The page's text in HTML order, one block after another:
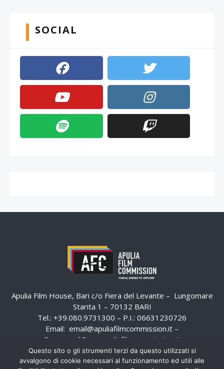
SOCIAL
Apulia Film House, Bari c/o Fiera del Levante – Lungomare
Starita 1 – 70132 BARI
Tel.: +39.080.9731300 – P.I.: 06631230726
Email: email@apuliafilmcommission.it –
Pec:
email@pec.apuliafilmcommission.it
Questo sito o gli strumenti terzi da questo utilizzati si
avvalgono di cookie necessari al funzionamento ed utili alle